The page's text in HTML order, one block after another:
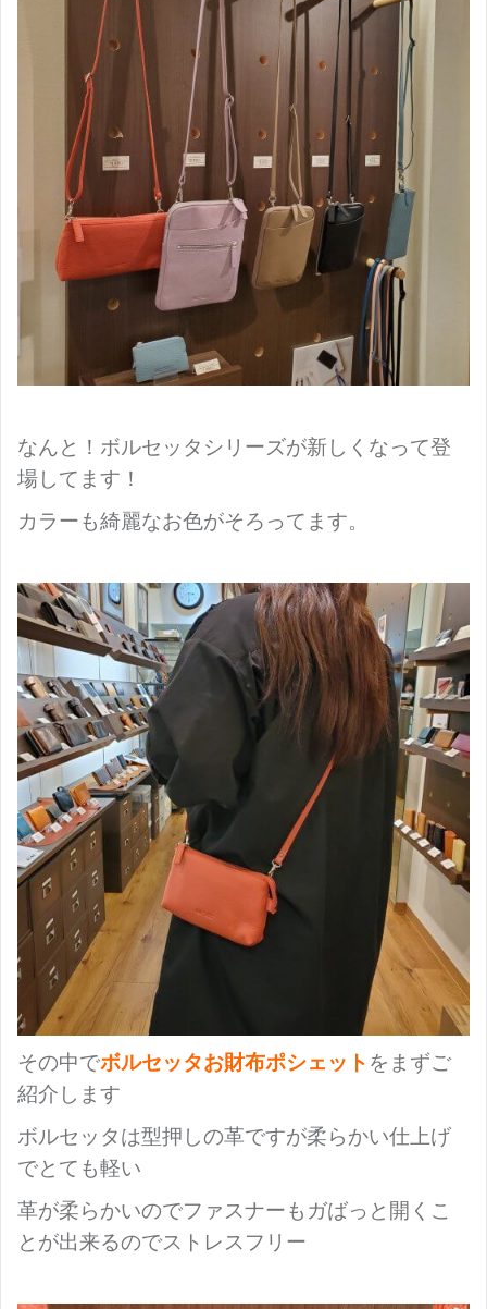
なんと！ボルセッタシリーズが新しくなって登
場してます！
カラーも綺麗なお色がそろってます。
その中でボルセッタお財布ポシェット をまずご
紹介します
ボルセッタは型押しの革ですが柔らかい仕上げ
でとても軽い
革が柔らかいのでファスナーもガばっと開くこ
とが出来るのでストレスフリー